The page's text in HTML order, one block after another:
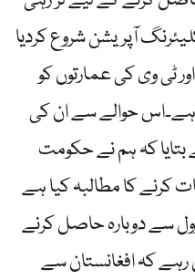
آپریشن شروع کردیا
ٹی وی کی عمارتوں کو
حوالے سے ان کی
بتایا کہ ہم نے حکومت
تعینات کرنے کا مطالبہ کیا ہے
سے دوبارہ حاصل کرنے
کہ افغانستان سے